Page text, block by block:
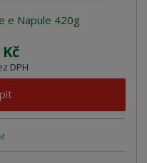
e Napule 420g
DPH